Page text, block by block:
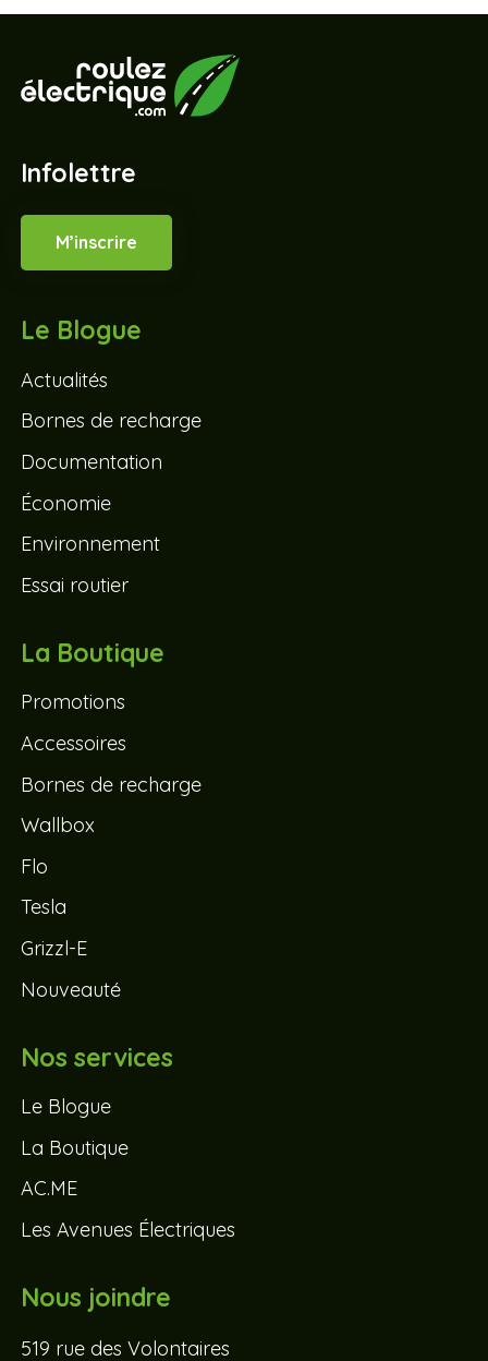
Infolettre
M’inscrire
Le Blogue
Bornes de recharge
Documentation
Économie
Environnement
Essai routier
La Boutique
Bornes de recharge
Wallbox
Flo
Tesla
Grizzl-E
Nouveauté
Nos services
AC.ME
Les Avenues Électriques
Nous joindre
Trois-Rivières QC G9A 2E7